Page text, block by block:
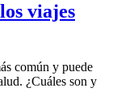
viajes
común y puede
¿Cuáles son y